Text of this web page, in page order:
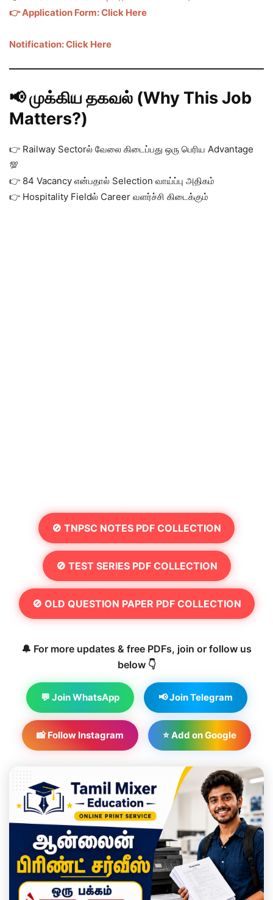
👉 Application Form: Click Here
Notification: Click Here
📢 முக்கிய தகவல் (Why This Job
Matters?)
👉 Railway Sectorல் வேலை கிடைப்பது ஒரு பெரிய Advantage
💯
👉 84 Vacancy என்பதால் Selection வாய்ப்பு அதிகம்
👉 Hospitality Fieldல் Career வளர்ச்சி கிடைக்கும்
🚫 TNPSC NOTES PDF COLLECTION
🚫 TEST SERIES PDF COLLECTION
🚫 OLD QUESTION PAPER PDF COLLECTION
🔔 For more updates & free PDFs, join or follow us
below 👇
💬 Join WhatsApp 📢 Join Telegram
📸 Follow Instagram ⭐ Add on Google